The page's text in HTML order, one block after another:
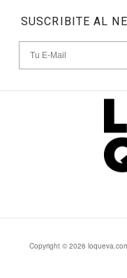
SUSCRIBITE AL
Copyright © 2026